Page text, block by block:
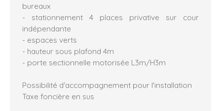
bureaux
- stationnement 4 places privative sur cour
indépendante
- espaces verts
- hauteur sous plafond 4m
- porte sectionnelle motorisée L3m/H3m
Possibilité d'accompagnement pour l'installation
Taxe foncière en sus